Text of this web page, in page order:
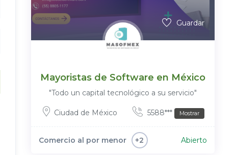
Guardar
Mayoristas de Software en México
"Todo un capital tecnológico a su servicio"
Ciudad de México 5588*** Mostrar
Comercio al por menor +2 Abierto